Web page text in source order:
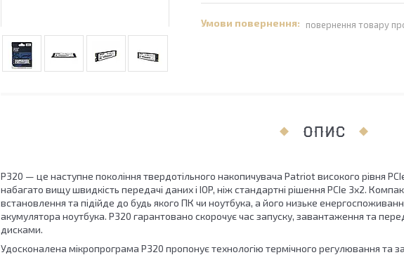
повернення товару
ОПИС
P320 — це наступне покоління твердотільного накопичувача Patriot високого рівня
набагато вищу швидкість передачі даних і IOP, ніж стандартні рішення PCIe 3x2.
встановлення та підійде до будь якого ПК чи ноутбука, а його низьке
акумулятора ноутбука. P320 гарантовано скорочує час запуску, завантаження та
дисками.
Удосконалена мікропрограма P320 пропонує технологію термічного регулювання та